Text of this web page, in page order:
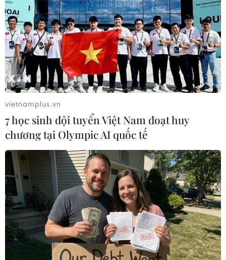
TIN LIÊN QUAN
Đối tượng gây ra vụ thảm sát tại Điện Biên
tự tử bằng lá ngón
12/02/2017 12:18
vietnamplus.vn
7 học sinh đội tuyển Việt Nam đoạt huy
chương tại Olympic AI quốc tế